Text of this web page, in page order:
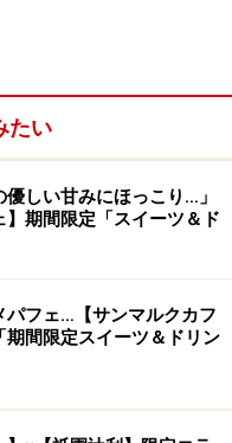
たい
優しい甘みにほっこり…」
】期間限定「スイーツ＆ド
パフェ…【サンマルクカフ
期間限定スイーツ＆ドリン